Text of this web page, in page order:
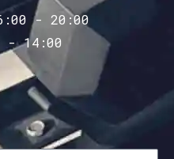
- 20:00
- 14:00